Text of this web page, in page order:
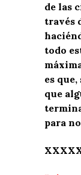
de las
través
todo
es
que
para